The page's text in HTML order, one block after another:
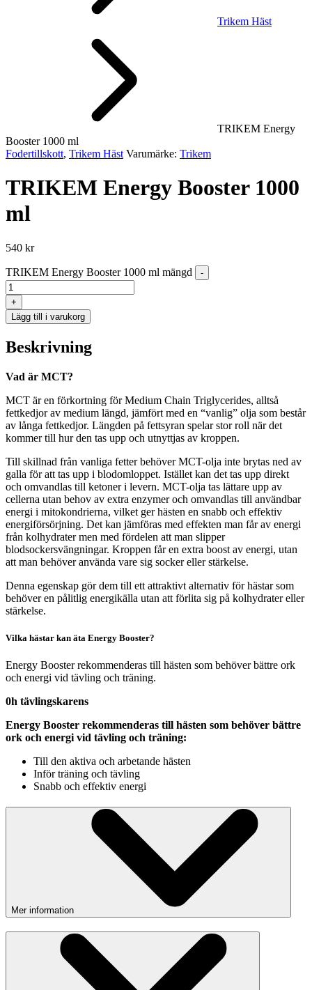
Trikem Häst
TRIKEM Energy
Booster 1000 ml
Fodertillskott, Trikem Häst Varumärke: Trikem
TRIKEM Energy Booster 1000
ml
540 kr
TRIKEM Energy Booster 1000 ml mängd -
+
Lägg till i varukorg
Beskrivning
Vad är MCT?
MCT är en förkortning för Medium Chain Triglycerides, alltså
fettkedjor av medium längd, jämfört med en “vanlig” olja som består
av långa fettkedjor. Längden på fettsyran spelar stor roll när det
kommer till hur den tas upp och utnyttjas av kroppen.
Till skillnad från vanliga fetter behöver MCT-olja inte brytas ned av
galla för att tas upp i blodomloppet. Istället kan det tas upp direkt
och omvandlas till ketoner i levern. MCT-olja tas lättare upp av
cellerna utan behov av extra enzymer och omvandlas till användbar
energi i mitokondrierna, vilket ger hästen en snabb och effektiv
energiförsörjning. Det kan jämföras med effekten man får av energi
från kolhydrater men med fördelen att man slipper
blodsockersvängningar. Kroppen får en extra boost av energi, utan
att man behöver använda vare sig socker eller stärkelse.
Denna egenskap gör dem till ett attraktivt alternativ för hästar som
behöver en pålitlig energikälla utan att förlita sig på kolhydrater eller
stärkelse.
Vilka hästar kan äta Energy Booster?
Energy Booster rekommenderas till hästen som behöver bättre ork
och energi vid tävling och träning.
0h tävlingskarens
Energy Booster rekommenderas till hästen som behöver bättre
ork och energi vid tävling och träning:
Till den aktiva och arbetande hästen
Inför träning och tävling
Snabb och effektiv energi
Mer information